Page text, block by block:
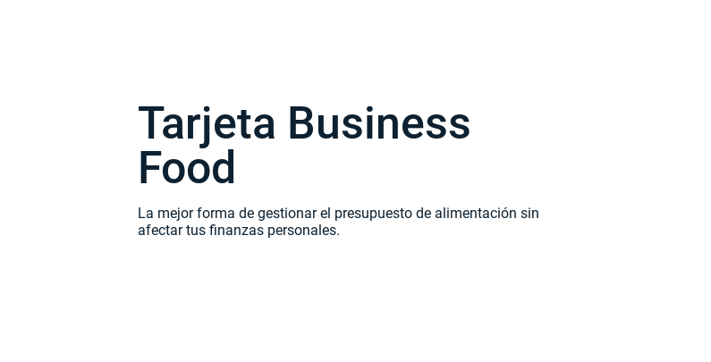
Tarjeta Business
Food
La mejor forma de gestionar el presupuesto de alimentación sin
afectar tus finanzas personales.